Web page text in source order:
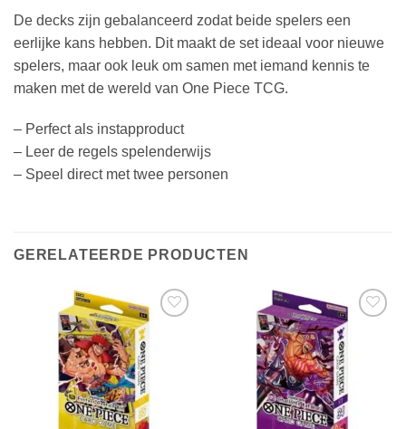
De decks zijn gebalanceerd zodat beide spelers een
eerlijke kans hebben. Dit maakt de set ideaal voor nieuwe
spelers, maar ook leuk om samen met iemand kennis te
maken met de wereld van One Piece TCG.
– Perfect als instapproduct
– Leer de regels spelenderwijs
– Speel direct met twee personen
GERELATEERDE PRODUCTEN